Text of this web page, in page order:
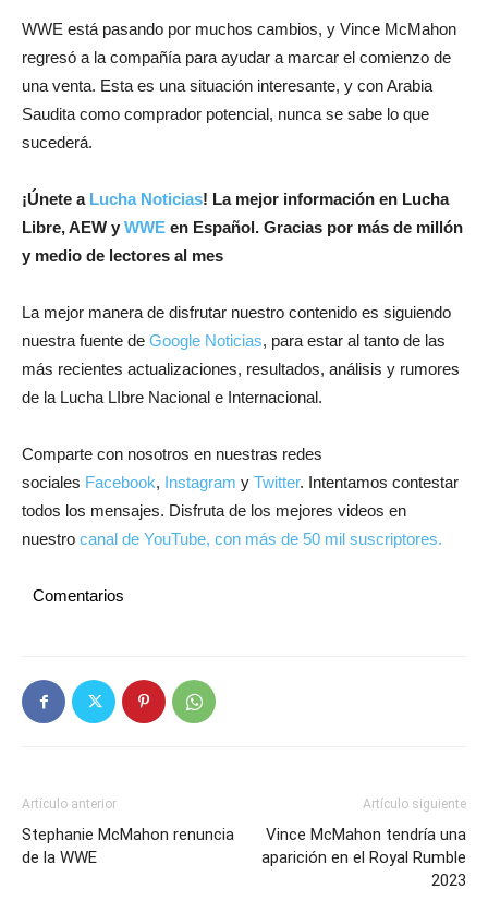
WWE está pasando por muchos cambios, y Vince McMahon
regresó a la compañía para ayudar a marcar el comienzo de
una venta. Esta es una situación interesante, y con Arabia
Saudita como comprador potencial, nunca se sabe lo que
sucederá.
¡Únete a Lucha Noticias! La mejor información en Lucha
Libre, AEW y WWE en Español. Gracias por más de millón
y medio de lectores al mes
La mejor manera de disfrutar nuestro contenido es siguiendo
nuestra fuente de Google Noticias, para estar al tanto de las
más recientes actualizaciones, resultados, análisis y rumores
de la Lucha LIbre Nacional e Internacional.
Comparte con nosotros en nuestras redes
sociales Facebook, Instagram y Twitter. Intentamos contestar
todos los mensajes. Disfruta de los mejores videos en
nuestro canal de YouTube, con más de 50 mil suscriptores.
Comentarios
Artículo anterior
Stephanie McMahon renuncia
de la WWE
Artículo siguiente
Vince McMahon tendría una
aparición en el Royal Rumble
2023